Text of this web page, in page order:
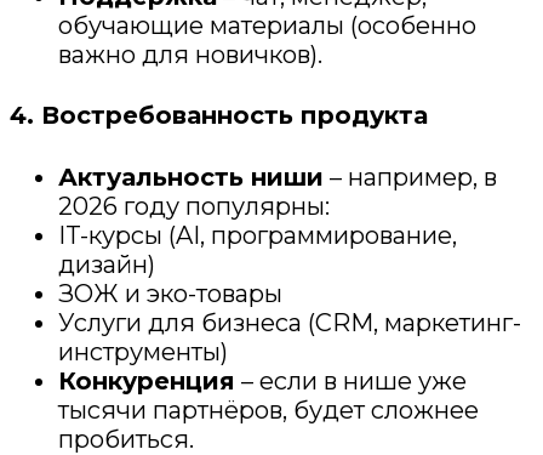
обучающие материалы (особенно
важно для новичков).
4. Востребованность продукта
Актуальность ниши – например, в
2026 году популярны:
IT-курсы (AI, программирование,
дизайн)
ЗОЖ и эко-товары
Услуги для бизнеса (CRM, маркетинг-
инструменты)
Конкуренция – если в нише уже
тысячи партнёров, будет сложнее
пробиться.